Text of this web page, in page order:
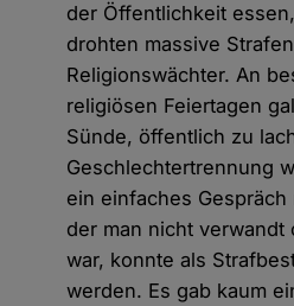
der Öffentlichkeit
drohten massive
Religionswächter. An
religiösen Feiertagen
Sünde, öffentlich zu
Geschlechtertrennung
ein einfaches
der man nicht verwandt
war, konnte als
werden. Es gab kaum